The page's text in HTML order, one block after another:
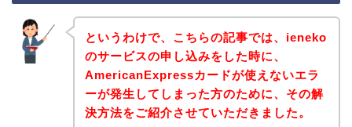
というわけで、こちらの記事では、ieneko
のサービスの申し込みをした時に、
AmericanExpressカードが使えないエラ
ーが発生してしまった方のために、その解
決方法をご紹介させていただきました。